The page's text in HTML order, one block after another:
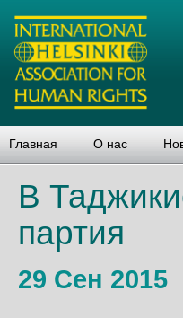
Главная О нас
В
партия
29 Сен 2015